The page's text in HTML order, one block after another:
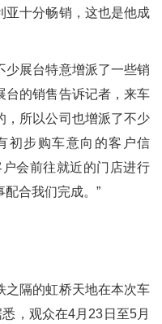
亚十分畅销，这也是他成
展台特意增派了一些销
台的销售告诉记者，来车
，所以公司也增派了不少
初步购车意向的客户信
会前往就近的门店进行
合我们完成。”
隔的虹桥天地在本次车
，观众在4月23日至5月